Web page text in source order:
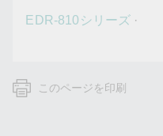
EDR-810シリーズ ·
このページを印刷